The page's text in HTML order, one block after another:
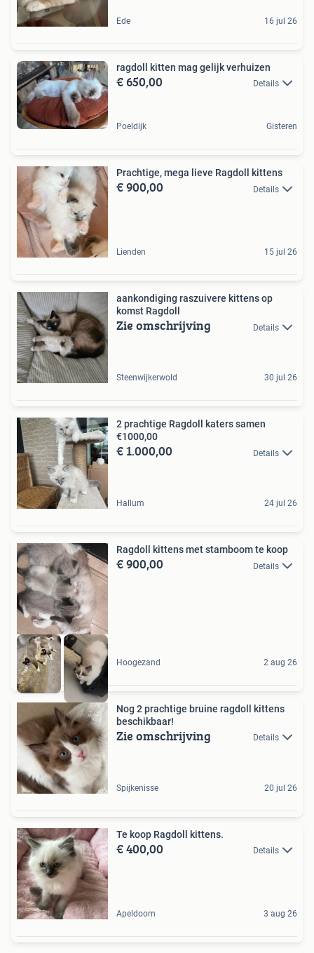
Ede 16 jul 26
ragdoll kitten mag gelijk verhuizen
€ 650,00 Details
Poeldijk Gisteren
Prachtige, mega lieve Ragdoll kittens
€ 900,00 Details
Lienden 15 jul 26
aankondiging raszuivere kittens op
komst Ragdoll
Zie omschrijving Details
Steenwijkerwold 30 jul 26
2 prachtige Ragdoll katers samen
€1000,00
€ 1.000,00 Details
Hallum 24 jul 26
Ragdoll kittens met stamboom te koop
€ 900,00 Details
Hoogezand 2 aug 26
Nog 2 prachtige bruine ragdoll kittens
beschikbaar!
Zie omschrijving Details
Spijkenisse 20 jul 26
Te koop Ragdoll kittens.
€ 400,00 Details
Apeldoorn 3 aug 26